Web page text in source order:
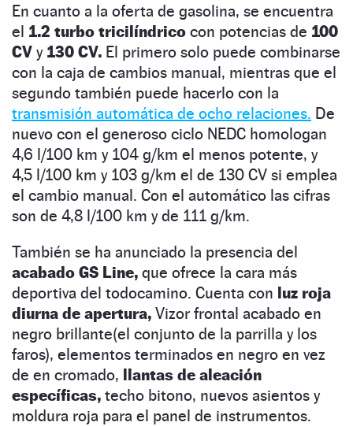
En cuanto a la oferta de gasolina, se encuentra
el 1.2 turbo tricilíndrico con potencias de 100
CV y 130 CV. El primero solo puede combinarse
con la caja de cambios manual, mientras que el
segundo también puede hacerlo con la
transmisión automática de ocho relaciones. De
nuevo con el generoso ciclo NEDC homologan
4,6 l/100 km y 104 g/km el menos potente, y
4,5 l/100 km y 103 g/km el de 130 CV si emplea
el cambio manual. Con el automático las cifras
son de 4,8 l/100 km y de 111 g/km.
También se ha anunciado la presencia del
acabado GS Line, que ofrece la cara más
deportiva del todocamino. Cuenta con luz roja
diurna de apertura, Vizor frontal acabado en
negro brillante(el conjunto de la parrilla y los
faros), elementos terminados en negro en vez
de en cromado, llantas de aleación
específicas, techo bitono, nuevos asientos y
moldura roja para el panel de instrumentos.